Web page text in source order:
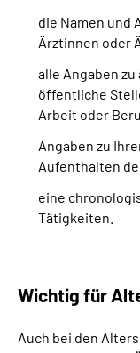
die Namen und
Ärztinnen oder
alle Angaben
öffentliche
Arbeit oder
Angaben zu
Aufenthalten
eine
Tätigkeiten.
Wichtig für
Auch bei den